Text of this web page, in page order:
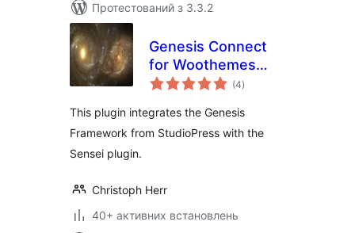
Протестований з 3.3.2
Genesis Connect
for Woothemes
Sensei
(4загальний
рейтинг
)
This plugin integrates the Genesis
Framework from StudioPress with the
Sensei plugin.
Christoph Herr
40+ активних встановлень